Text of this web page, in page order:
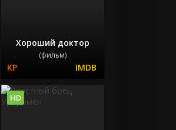
Хороший доктор
(фильм)
HD